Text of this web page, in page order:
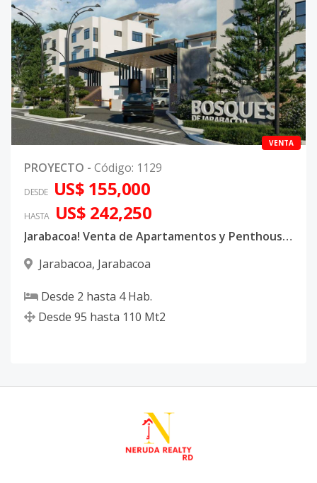
VENTA
PROYECTO - Código: 1129
DESDE US$ 155,000
HASTA US$ 242,250
Jarabacoa! Venta de Apartamentos y Penthouses con acceso cercano a varios ríos
Jarabacoa, Jarabacoa
Desde 2 hasta 4Hab.
Desde 95 hasta 110 Mt2